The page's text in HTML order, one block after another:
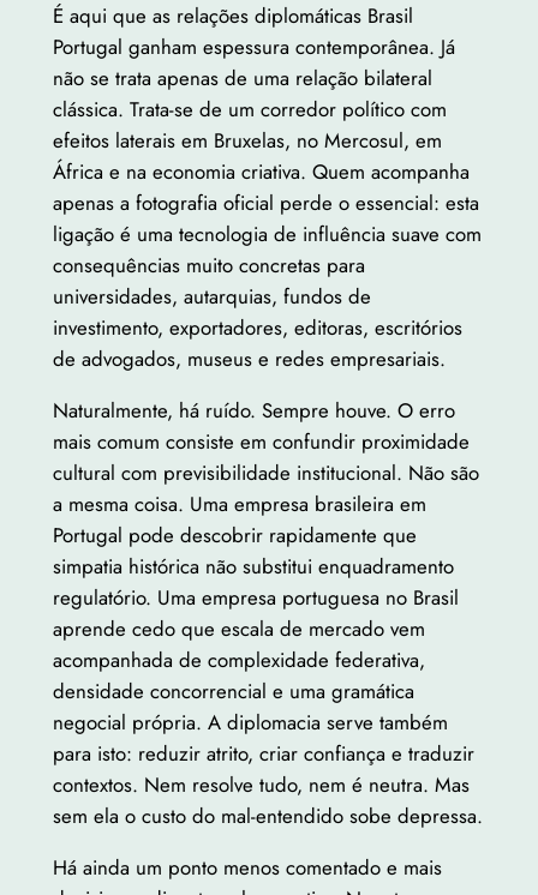
É aqui que as relações diplomáticas Brasil
Portugal ganham espessura contemporânea. Já
não se trata apenas de uma relação bilateral
clássica. Trata-se de um corredor político com
efeitos laterais em Bruxelas, no Mercosul, em
África e na economia criativa. Quem acompanha
apenas a fotografia oficial perde o essencial: esta
ligação é uma tecnologia de influência suave com
consequências muito concretas para
universidades, autarquias, fundos de
investimento, exportadores, editoras, escritórios
de advogados, museus e redes empresariais.
Naturalmente, há ruído. Sempre houve. O erro
mais comum consiste em confundir proximidade
cultural com previsibilidade institucional. Não são
a mesma coisa. Uma empresa brasileira em
Portugal pode descobrir rapidamente que
simpatia histórica não substitui enquadramento
regulatório. Uma empresa portuguesa no Brasil
aprende cedo que escala de mercado vem
acompanhada de complexidade federativa,
densidade concorrencial e uma gramática
negocial própria. A diplomacia serve também
para isto: reduzir atrito, criar confiança e traduzir
contextos. Nem resolve tudo, nem é neutra. Mas
sem ela o custo do mal-entendido sobe depressa.
Há ainda um ponto menos comentado e mais